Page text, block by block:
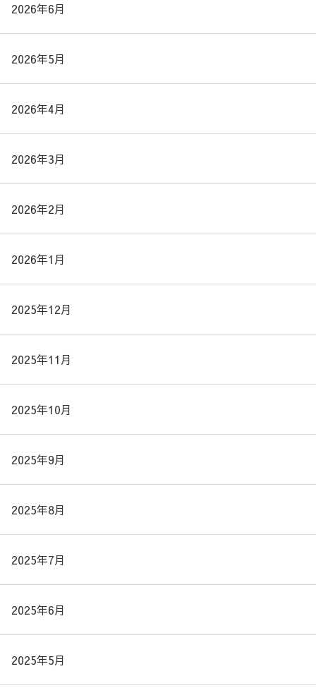
2026年6月
2026年5月
2026年4月
2026年3月
2026年2月
2026年1月
2025年12月
2025年11月
2025年10月
2025年9月
2025年8月
2025年7月
2025年6月
2025年5月